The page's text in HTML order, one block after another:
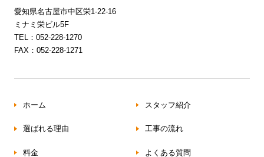
愛知県名古屋市中区栄1-22-16
ミナミ栄ビル5F
TEL：052-228-1270
FAX：052-228-1271
ホーム
選ばれる理由
料金
スタッフ紹介
工事の流れ
よくある質問